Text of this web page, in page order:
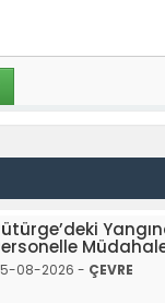
08-2026 - ÇEVRE